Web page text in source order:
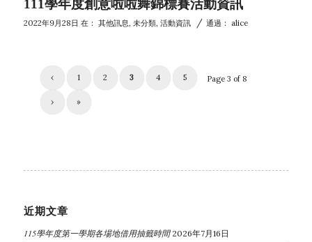
111學年度創意啦啦舞錦標賽活動資訊
2022年9月28日 在： 其他訊息 , 未分類, 活動資訊 / 通過： alice
Page 3 of 8
‹ 1 2 3 4 5
› »
近期文章
115學年度第一學期各場地借用抽籤時間 2026年7月16日